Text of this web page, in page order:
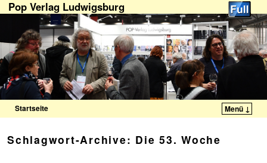
Pop Verlag Ludwigsburg
Startseite Menü ↓
Schlagwort-Archive: Die 53. Woche